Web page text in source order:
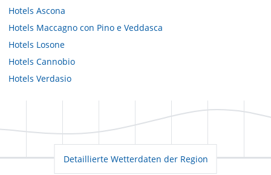
Hotels Ascona
Hotels Maccagno con Pino e Veddasca
Hotels Losone
Hotels Cannobio
Hotels Verdasio
Detaillierte Wetterdaten der Region